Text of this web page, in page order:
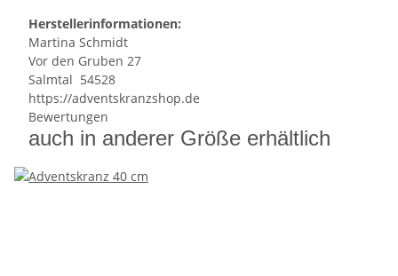
Herstellerinformationen:
Martina Schmidt
Vor den Gruben 27
Salmtal 54528
https://adventskranzshop.de
Bewertungen
auch in anderer Größe erhältlich